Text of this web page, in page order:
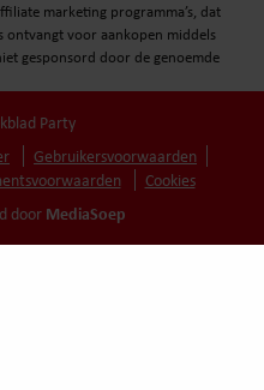
marketing programma’s, dat
ontvangt voor aankopen middels
gesponsord door de genoemde
Party
Gebruikersvoorwaarden
Cookies
door MediaSoep